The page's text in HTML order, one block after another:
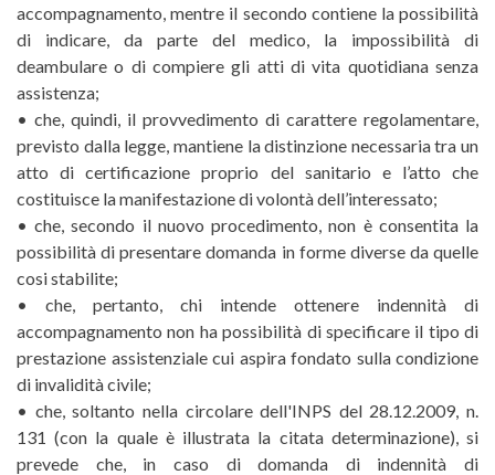
accompagnamento, mentre il secondo contiene la possibilità
di indicare, da parte del medico, la impossibilità di
deambulare o di compiere gli atti di vita quotidiana senza
assistenza;
• che, quindi, il provvedimento di carattere regolamentare,
previsto dalla legge, mantiene la distinzione necessaria tra un
atto di certificazione proprio del sanitario e l’atto che
costituisce la manifestazione di volontà dell’interessato;
• che, secondo il nuovo procedimento, non è consentita la
possibilità di presentare domanda in forme diverse da quelle
cosi stabilite;
• che, pertanto, chi intende ottenere indennità di
accompagnamento non ha possibilità di specificare il tipo di
prestazione assistenziale cui aspira fondato sulla condizione
di invalidità civile;
• che, soltanto nella circolare dell'INPS del 28.12.2009, n.
131 (con la quale è illustrata la citata determinazione), si
prevede che, in caso di domanda di indennità di